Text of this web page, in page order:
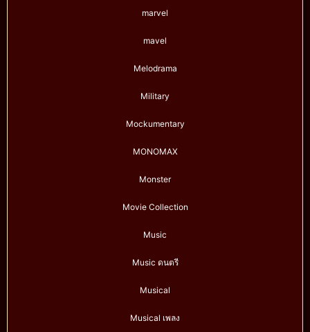
marvel
mavel
Melodrama
Military
Mockumentary
MONOMAX
Monster
Movie Collection
Music
Music ดนตรี
Musical
Musical เพลง